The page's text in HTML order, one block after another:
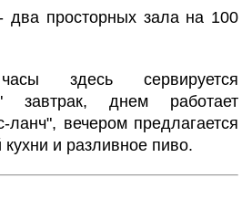
два просторных зала на 100
здесь сервируется
завтрак, днем работает
ланч", вечером предлагается
и разливное пиво.